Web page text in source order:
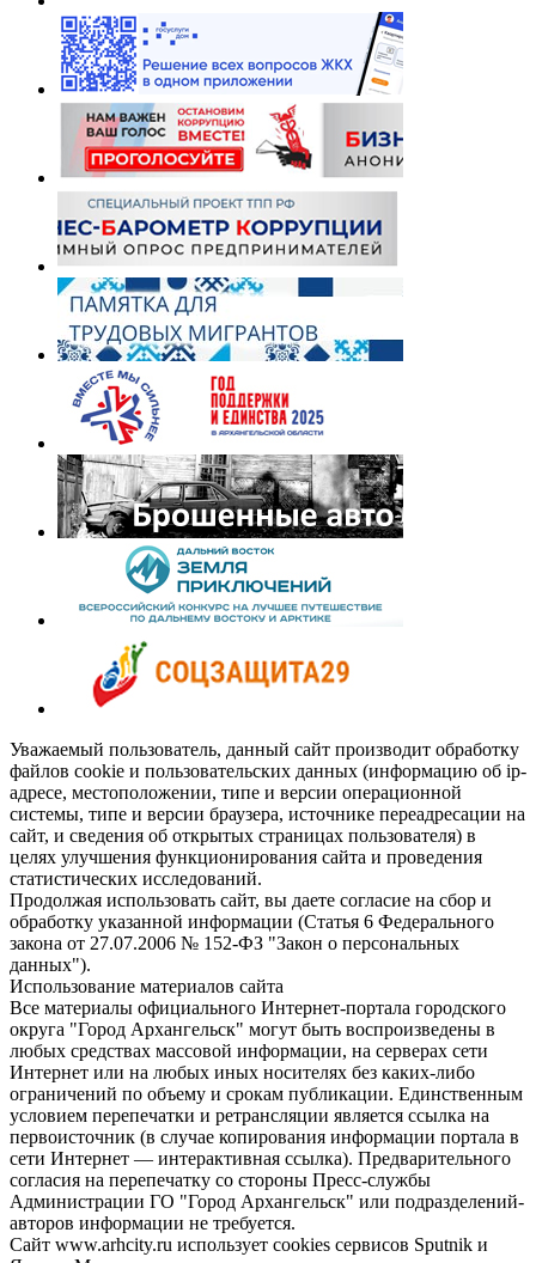
Уважаемый пользователь, данный сайт производит обработку
файлов cookie и пользовательских данных (информацию об ip-
адресе, местоположении, типе и версии операционной
системы, типе и версии браузера, источнике переадресации на
сайт, и сведения об открытых страницах пользователя) в
целях улучшения функционирования сайта и проведения
статистических исследований.
Продолжая использовать сайт, вы даете согласие на сбор и
обработку указанной информации (Статья 6 Федерального
закона от 27.07.2006 № 152-ФЗ "Закон о персональных
данных").
Использование материалов сайта
Все материалы официального Интернет-портала городского
округа "Город Архангельск" могут быть воспроизведены в
любых средствах массовой информации, на серверах сети
Интернет или на любых иных носителях без каких-либо
ограничений по объему и срокам публикации. Единственным
условием перепечатки и ретрансляции является ссылка на
первоисточник (в случае копирования информации портала в
сети Интернет — интерактивная ссылка). Предварительного
согласия на перепечатку со стороны Пресс-службы
Администрации ГО "Город Архангельск" или подразделений-
авторов информации не требуется.
Сайт www.arhcity.ru использует cookies сервисов Sputnik и